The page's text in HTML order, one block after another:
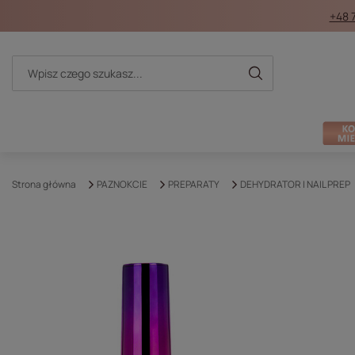
+48
Strona główna PAZNOKCIE PREPARATY DEHYDRATOR I NAIL PREP